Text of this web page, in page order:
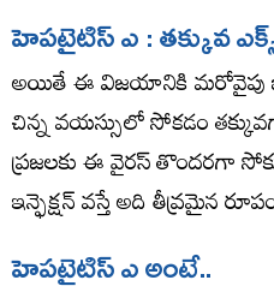
హెపటైటిస్ ఎ : తక్కువ
అయితే ఈ విజయానికి మరోవైపు
చిన్న వయస్సులో సోకడం
ప్రజలకు ఈ వైరస్​ తొందరగా
ఇన్ఫెక్షన్‌ వస్తే అది తీవ్రమైన
హెపటైటిస్ ఎ అంటే..